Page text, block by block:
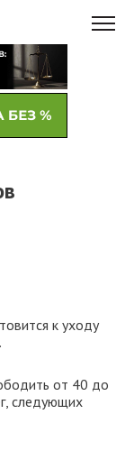
к уходу
от 40 до
следующих